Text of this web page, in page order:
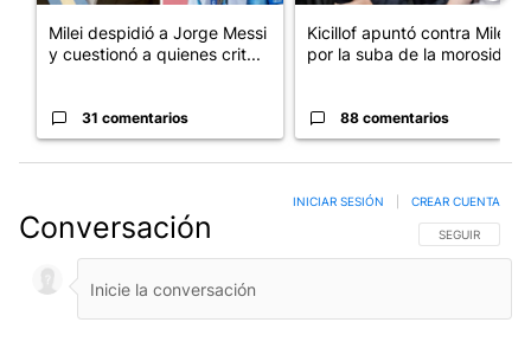
Milei despidió a Jorge Messi
y cuestionó a quienes crit...
31 comentarios
Kicillof apuntó contra Milei
por la suba de la morosida...
88 comentarios
Conversación SIGA ESTA
SEGUIR
INICIAR SESIÓN CREAR CUENTA